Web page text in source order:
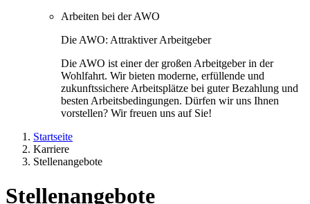
Arbeiten bei der AWO
Die AWO: Attraktiver Arbeitgeber
Die AWO ist einer der großen Arbeitgeber in der
Wohlfahrt. Wir bieten moderne, erfüllende und
zukunftssichere Arbeitsplätze bei guter Bezahlung und
besten Arbeitsbedingungen. Dürfen wir uns Ihnen
vorstellen? Wir freuen uns auf Sie!
Startseite
Karriere
Stellenangebote
Stellenangebote